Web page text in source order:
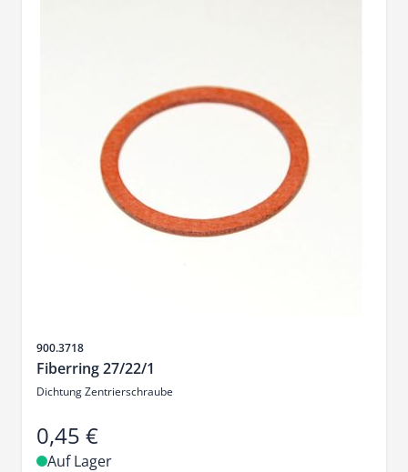
Artikelnr.
900.3718
Fiberring 27/22/1
Dichtung Zentrierschraube
0,45 €
Auf Lager